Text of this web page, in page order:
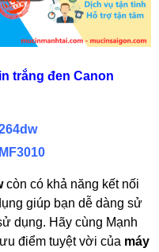
trắng đen Canon
còn có khả năng kết nối
giúp bạn dễ dàng sử
dụng. Hãy cùng Mạnh
điểm tuyệt vời của máy